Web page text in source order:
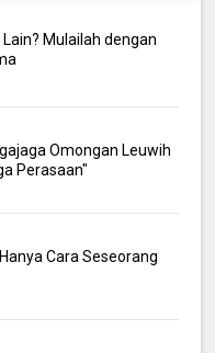
Mulailah dengan
Omongan Leuwih
Perasaan"
Cara Seseorang